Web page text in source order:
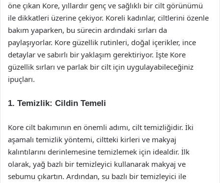
öne çıkan Kore, yıllardır genç ve sağlıklı bir cilt görünümü
ile dikkatleri üzerine çekiyor. Koreli kadınlar, ciltlerini özenle
bakım yaparken, bu sürecin ardındaki sırları da
paylaşıyorlar. Kore güzellik rutinleri, doğal içerikler, ince
detaylar ve sabırlı bir yaklaşım gerektiriyor. İşte Kore
güzellik sırları ve parlak bir cilt için uygulayabileceğiniz
ipuçları.
1. Temizlik: Cildin Temeli
Kore cilt bakımının en önemli adımı, cilt temizliğidir. İki
aşamalı temizlik yöntemi, ciltteki kirleri ve makyaj
kalıntılarını derinlemesine temizlemek için idealdir. İlk
olarak, yağ bazlı bir temizleyici kullanarak makyaj ve
sebumu çıkartın. Ardından, su bazlı bir temizleyici ile